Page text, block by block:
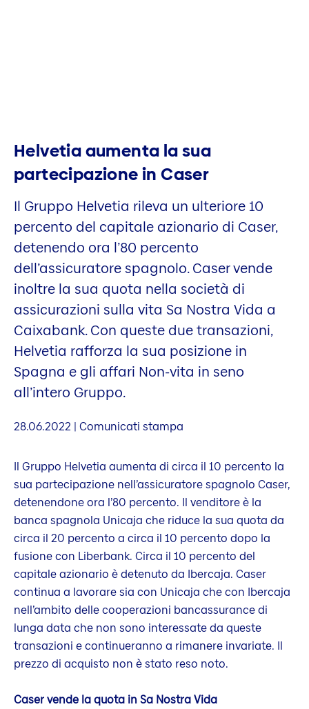
Helvetia aumenta la sua
partecipazione in Caser
Il Gruppo Helvetia rileva un ulteriore 10
percento del capitale azionario di Caser,
detenendo ora l’80 percento
dell’assicuratore spagnolo. Caser vende
inoltre la sua quota nella società di
assicurazioni sulla vita Sa Nostra Vida a
Caixabank. Con queste due transazioni,
Helvetia rafforza la sua posizione in
Spagna e gli affari Non-vita in seno
all’intero Gruppo.
28.06.2022 | Comunicati stampa
Il Gruppo Helvetia aumenta di circa il 10 percento la
sua partecipazione nell’assicuratore spagnolo Caser,
detenendone ora l’80 percento. Il venditore è la
banca spagnola Unicaja che riduce la sua quota da
circa il 20 percento a circa il 10 percento dopo la
fusione con Liberbank. Circa il 10 percento del
capitale azionario è detenuto da Ibercaja. Caser
continua a lavorare sia con Unicaja che con Ibercaja
nell’ambito delle cooperazioni bancassurance di
lunga data che non sono interessate da queste
transazioni e continueranno a rimanere invariate. Il
prezzo di acquisto non è stato reso noto.
Caser vende la quota in Sa Nostra Vida